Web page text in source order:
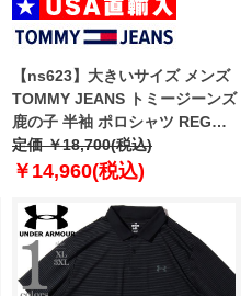
【ns623】大きいサイズ メンズ
TOMMY JEANS トミージーンズ
鹿の子 半袖 ポロシャツ REG
TIPPED POLO SS USA直輸入
dm0dm20745
定価 ￥18,700(税込)
￥14,960(税込)